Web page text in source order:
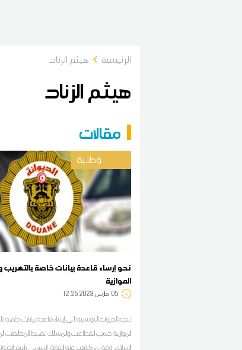
الرئيسية هيثم الزناد
هيثم الزناد
مقالات
وطنية
نحو إرساء قاعدة بيانات خاصة بالتهريب
الموازية
05 12:26 2023 مارس
تتجه الديوانة التونسية إلى إرساء قاعدة بيانات خاصة
الموازية حسب القطاعات والمسالك تضبط
الأسلاك، وفق ما كشف عنه الناطق الرسمي باسم